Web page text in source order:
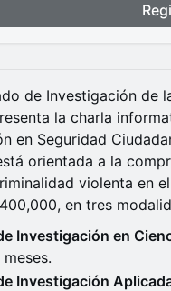
de Investigación de
la charla
en Seguridad
orientada a la
violenta en
en tres
Investigación en
Investigación